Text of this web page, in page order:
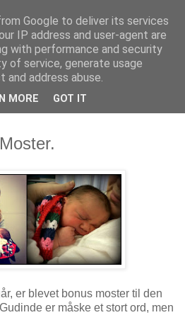
er blevet bonus moster til den
er måske et stort ord, men
Google to deliver its services
IP address and user-agent are
with performance and security
of service, generate usage
address abuse.
MORE GOT IT